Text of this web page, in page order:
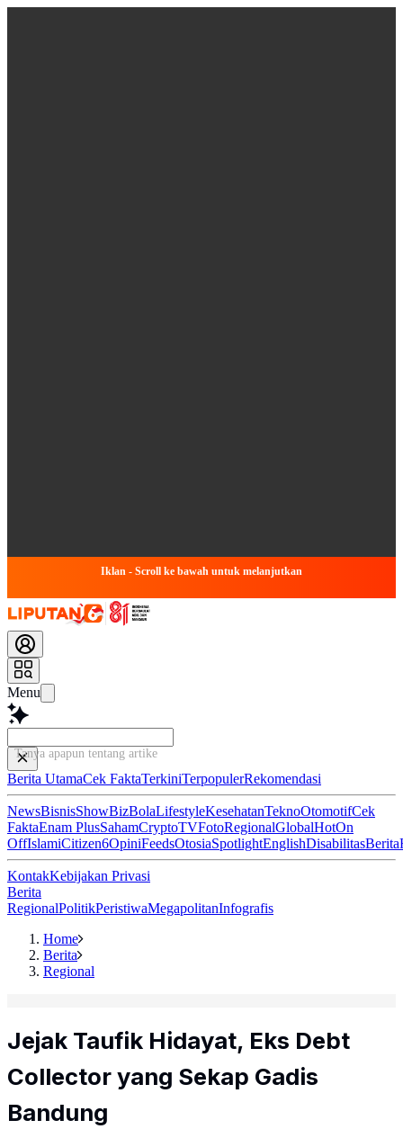
Iklan - Scroll ke bawah untuk melanjutkan
Menu
Tanya apapun tentang artikel ini...
Berita UtamaCek FaktaTerkiniTerpopulerRekomendasi
NewsBisnisShowBizBolaLifestyleKesehatanTeknoOtomotifCek
FaktaEnam PlusSahamCryptoTVFotoRegionalGlobalHotOn
OffIslamiCitizen6OpiniFeedsOtosiaSpotlightEnglishDisabilitasBerita
KontakKebijakan Privasi
Berita
RegionalPolitikPeristiwaMegapolitanInfografis
Home
Berita
Regional
Jejak Taufik Hidayat, Eks Debt
Collector yang Sekap Gadis
Bandung